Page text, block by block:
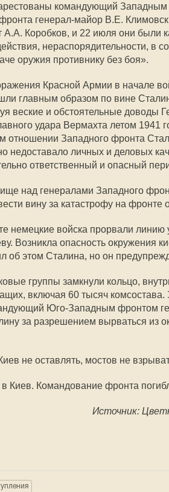
командующий
генерал-майор В.Е.
А.А. Коробков, и 22 июля они были
нераспорядительности, в
оружия противнику без боя».
Красной Армии в начале
главным образом по вине
веские и обстоятельные доводы
удара Вермахта летом 1941
отношении Западного фронта
недоставало личных и деловых
ответственный и опасный
над генералами Западного
вину за катастрофу на фронте
немецкие войска прорвали линию
Возникла опасность окружения
об этом Сталина, но он
группы замкнули кольцо,
включая 60 тысяч комсостава.
Юго-Западным фронтом
за разрешением вырваться из
не оставлять, мостов не
Киев. Командование фронта
Источник: